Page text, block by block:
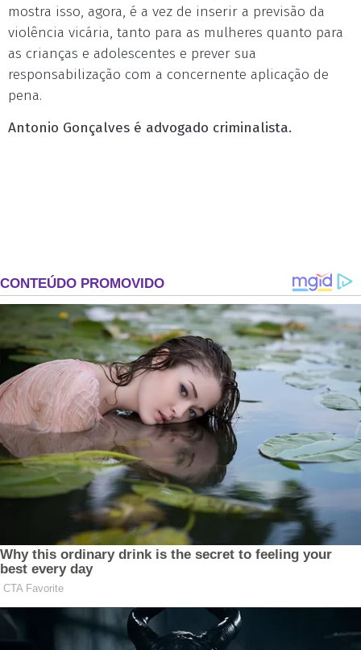
mostra isso, agora, é a vez de inserir a previsão da
violência vicária, tanto para as mulheres quanto para
as crianças e adolescentes e prever sua
responsabilização com a concernente aplicação de
pena.
Antonio Gonçalves é advogado criminalista.